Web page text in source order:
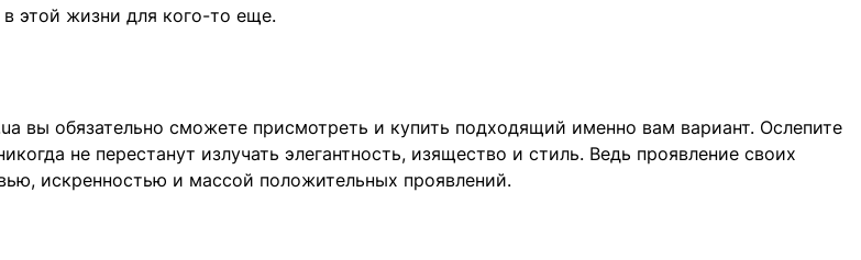
этой жизни для кого-то еще.
вы обязательно сможете присмотреть и купить подходящий именно вам вариант. Ослепите
не перестанут излучать элегантность, изящество и стиль. Ведь проявление своих
искренностью и массой положительных проявлений.